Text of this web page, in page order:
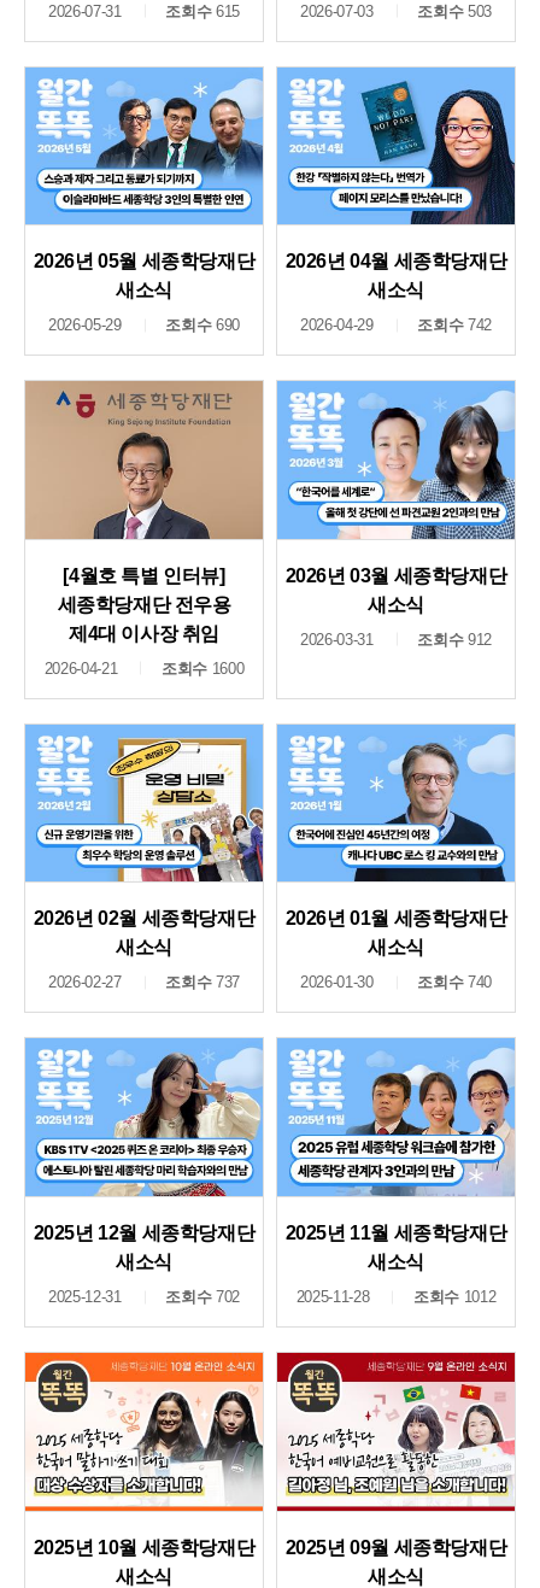
2026-07-31 조회수615 2026-07-03 조회수503
2026년 05월 세종학당재단
새소식
2026-05-29 조회수690
2026년 04월 세종학당재단
새소식
2026-04-29 조회수742
[4월호 특별 인터뷰]
세종학당재단 전우용
제4대 이사장 취임
2026-04-21 조회수 1600
2026년 03월 세종학당재단
새소식
2026-03-31 조회수912
2026년 02월 세종학당재단
새소식
2026-02-27 조회수737
2026년 01월 세종학당재단
새소식
2026-01-30 조회수740
2025년 12월 세종학당재단
새소식
2025-12-31 조회수702
2025년 11월 세종학당재단
새소식
2025-11-28 조회수 1012
2025년 10월 세종학당재단
새소식
2025년 09월 세종학당재단
새소식